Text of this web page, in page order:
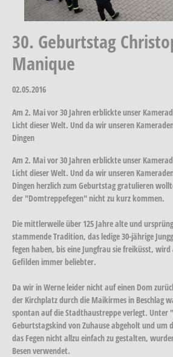
30. Geburtstag
Manique
02.05.2016
Am 2. Mai vor 30 Jahren erblickte unser
Licht dieser Welt. Und da wir unseren
Dingen
Am 2. Mai vor 30 Jahren erblickte unser
Licht dieser Welt. Und da wir unseren
Dingen herzlich zum Geburtstag gratulieren
der "Domtreppefegen" nicht zu kurz kommen.
Die mittlerweile über 125 Jahre alte und
stammende Tradition, das ledige 30-jährige
fegen haben, bis eine Jungfrau sie freiküsst, wird
Gefilden immer beliebter.
Da wir in Werne leider nicht auf einen Dom
der Kirchplatz durch die Maikirmes in Beschlag
spontan auf die Stadthaustreppe verlegt. Unter
Geburtstagskind von Zuhause abgeholt und
das Fegen nicht allzu einfach zu gestalten,
Besen verwendet.